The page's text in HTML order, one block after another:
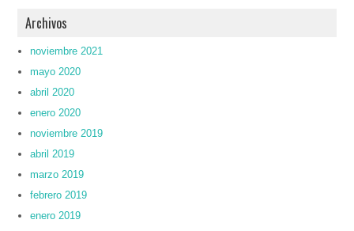
Archivos
noviembre 2021
mayo 2020
abril 2020
enero 2020
noviembre 2019
abril 2019
marzo 2019
febrero 2019
enero 2019